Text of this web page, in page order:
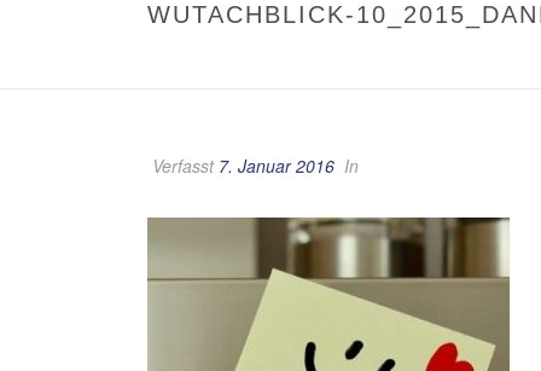
WUTACHBLICK-
Verfasst 7. Januar 2016 In